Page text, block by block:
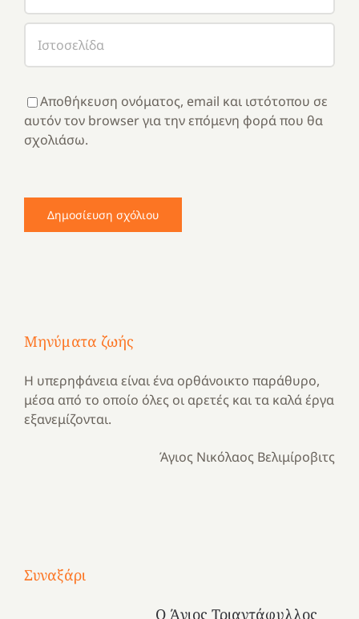
Αποθήκευση ονόματος, email και ιστότοπου σε
αυτόν τον browser για την επόμενη φορά που θα
σχολιάσω.
Μηνύματα ζωής
Η υπερηφάνεια είναι ένα ορθάνοικτο παράθυρο,
μέσα από το οποίο όλες οι αρετές και τα καλά έργα
εξανεμίζονται.
Άγιος Νικόλαος Βελιμίροβιτς
Συναξάρι
Ο Άγιος Τριαντάφυλλος
χρονιά
καρδιά
στιγμές